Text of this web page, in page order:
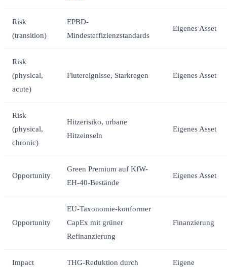
Risk
(transition)
EPBD-
Mindesteffizienzstandards
Eigenes Asset
Risk
(physical,
acute)
Flutereignisse, Starkregen Eigenes Asset
Risk
(physical,
chronic)
Hitzerisiko, urbane
Hitzeinseln
Eigenes Asset
Opportunity
Green Premium auf KfW-
EH-40-Bestände
Eigenes Asset
Opportunity
EU-Taxonomie-konformer
CapEx mit grüner
Refinanzierung
Finanzierung
Impact
THG-Reduktion durch
Eigene